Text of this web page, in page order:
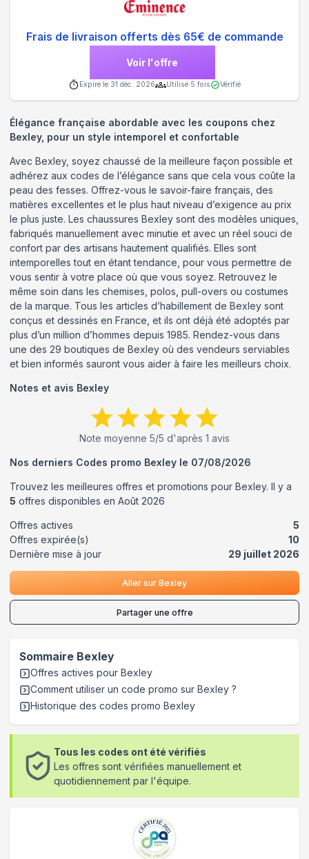
Frais de livraison offerts dès 65€ de commande
Voir l'offre
Expire le 31 déc. 2026 Utilisé 5 fois Vérifié
Élégance française abordable avec les coupons chez
Bexley, pour un style intemporel et confortable
Avec Bexley, soyez chaussé de la meilleure façon possible et
adhérez aux codes de l’élégance sans que cela vous coûte la
peau des fesses. Offrez-vous le savoir-faire français, des
matières excellentes et le plus haut niveau d’exigence au prix
le plus juste. Les chaussures Bexley sont des modèles uniques,
fabriqués manuellement avec minutie et avec un réel souci de
confort par des artisans hautement qualifiés. Elles sont
intemporelles tout en étant tendance, pour vous permettre de
vous sentir à votre place où que vous soyez. Retrouvez le
même soin dans les chemises, polos, pull-overs ou costumes
de la marque. Tous les articles d’habillement de Bexley sont
conçus et dessinés en France, et ils ont déjà été adoptés par
plus d’un million d’hommes depuis 1985. Rendez-vous dans
une des 29 boutiques de Bexley où des vendeurs serviables
et bien informés sauront vous aider à faire les meilleurs choix.
Notes et avis Bexley
Note moyenne 5/5 d'après 1 avis
Nos derniers Codes promo Bexley le 07/08/2026
Trouvez les meilleures offres et promotions pour Bexley. Il y a
5 offres disponibles en Août 2026
Offres actives
5
Offres expirée(s)
10
Dernière mise à jour
29 juillet 2026
Aller sur Bexley
Partager une offre
Sommaire Bexley
Offres actives pour Bexley
Comment utiliser un code promo sur Bexley ?
Historique des codes promo Bexley
Tous les codes ont été vérifiés
Les offres sont vérifiées manuellement et
quotidiennement par l'équipe.